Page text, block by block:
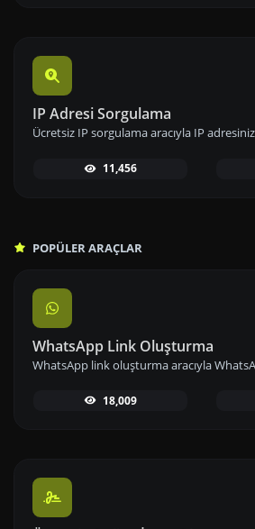
IP Adresi Sorgulama
11,456
POPÜLER ARAÇLAR
WhatsApp Link Oluşturma
18,009